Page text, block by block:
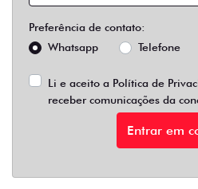
Preferência de contato:
Whatsapp
Telefone
Li e aceito a Política de
receber comunicações da
Entrar em